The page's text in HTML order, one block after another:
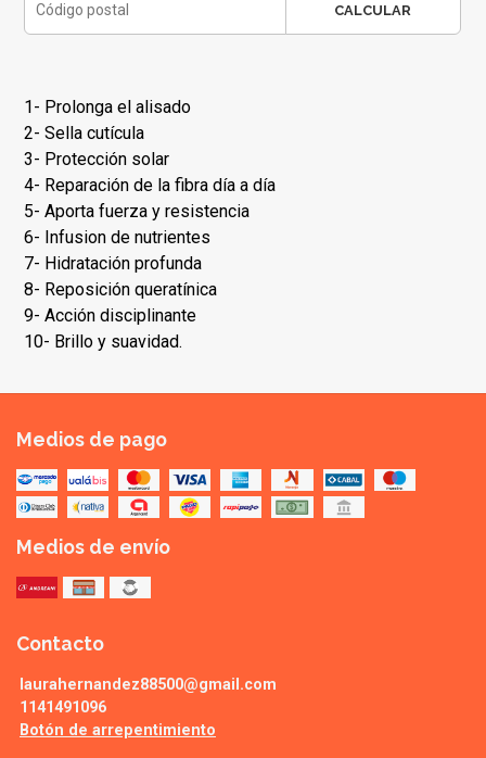
CALCULAR
1- Prolonga el alisado
2- Sella cutícula
3- Protección solar
4- Reparación de la fibra día a día
5- Aporta fuerza y resistencia
6- Infusion de nutrientes
7- Hidratación profunda
8- Reposición queratínica
9- Acción disciplinante
10- Brillo y suavidad.
Medios de pago
Medios de envío
Contacto
laurahernandez88500@gmail.com
1141491096
Botón de arrepentimiento